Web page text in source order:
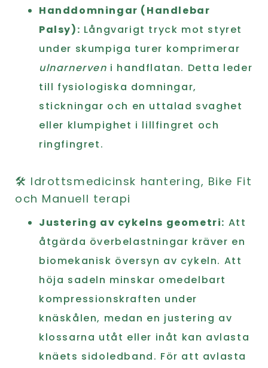
Handdomningar (Handlebar
Palsy): Långvarigt tryck mot styret
under skumpiga turer komprimerar
ulnarnerven i handflatan. Detta leder
till fysiologiska domningar,
stickningar och en uttalad svaghet
eller klumpighet i lillfingret och
ringfingret.
🛠️ Idrottsmedicinsk hantering, Bike Fit
och Manuell terapi
Justering av cykelns geometri: Att
åtgärda överbelastningar kräver en
biomekanisk översyn av cykeln. Att
höja sadeln minskar omedelbart
kompressionskraften under
knäskålen, medan en justering av
klossarna utåt eller inåt kan avlasta
knäets sidoledband. För att avlasta